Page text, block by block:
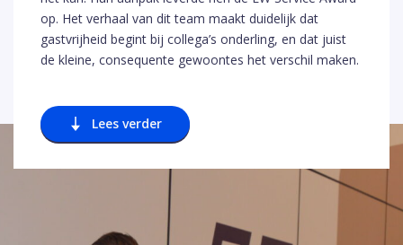
op. Het verhaal van dit team maakt duidelijk dat
gastvrijheid begint bij collega’s onderling, en dat juist
de kleine, consequente gewoontes het verschil maken.
Lees verder